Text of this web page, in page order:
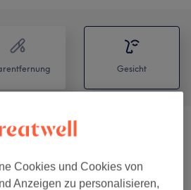
Gesicht
( 1)
Behandlung (3) ab 20 €
Cookies und Cookies von
Anzeigen zu personalisieren,